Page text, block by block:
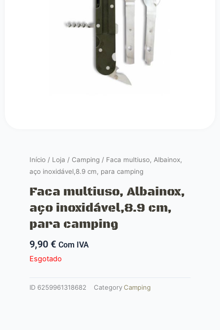
Início / Loja / Camping / Faca multiuso, Albainox,
aço inoxidável,8.9 cm, para camping
Faca multiuso, Albainox,
aço inoxidável,8.9 cm,
para camping
9,90 € Com IVA
Esgotado
ID 6259961318682 CategoryCamping